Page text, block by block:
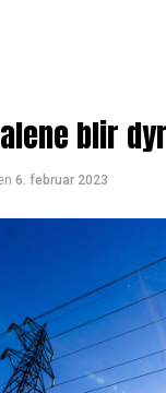
blir
6. februar 2023